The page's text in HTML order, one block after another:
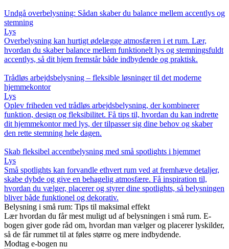
Undgå overbelysning: Sådan skaber du balance mellem accentlys og
stemning
Lys
Overbelysning kan hurtigt ødelægge atmosfæren i et rum. Lær,
hvordan du skaber balance mellem funktionelt lys og stemningsfuldt
accentlys, så dit hjem fremstår både indbydende og praktisk.
Trådløs arbejdsbelysning – fleksible løsninger til det moderne
hjemmekontor
Lys
Oplev friheden ved trådløs arbejdsbelysning, der kombinerer
funktion, design og fleksibilitet. Få tips til, hvordan du kan indrette
dit hjemmekontor med lys, der tilpasser sig dine behov og skaber
den rette stemning hele dagen.
Skab fleksibel accentbelysning med små spotlights i hjemmet
Lys
Små spotlights kan forvandle ethvert rum ved at fremhæve detaljer,
skabe dybde og give en behagelig atmosfære. Få inspiration til,
hvordan du vælger, placerer og styrer dine spotlights, så belysningen
bliver både funktionel og dekorativ.
Belysning i små rum: Tips til maksimal effekt
Lær hvordan du får mest muligt ud af belysningen i små rum. E-
bogen giver gode råd om, hvordan man vælger og placerer lyskilder,
så de får rummet til at føles større og mere indbydende.
Modtag e-bogen nu